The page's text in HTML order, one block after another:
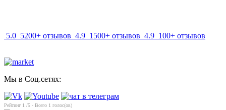
5.0 5200+ отзывов 4.9 1500+ отзывов 4.9 100+ отзывов
Мы в Соц.сетях:
Рейтинг 1 /5 - Всего 1 голос(ов)